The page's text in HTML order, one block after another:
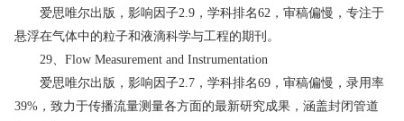
爱思唯尔出版，影响因子2.9，学科排名62，审稿偏慢，专注于
悬浮在气体中的粒子和液滴科学与工程的期刊。
29、Flow Measurement and Instrumentation
爱思唯尔出版，影响因子2.7，学科排名69，审稿偏慢，录用率
39%，致力于传播流量测量各方面的最新研究成果，涵盖封闭管道